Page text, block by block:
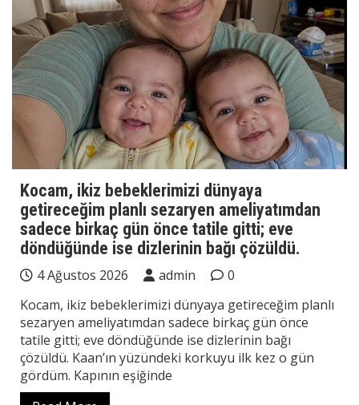
Kocam, ikiz bebeklerimizi dünyaya
getireceğim planlı sezaryen ameliyatımdan
sadece birkaç gün önce tatile gitti; eve
döndüğünde ise dizlerinin bağı çözüldü.
4 Ağustos 2026 admin
0
Kocam, ikiz bebeklerimizi dünyaya getireceğim planlı
sezaryen ameliyatımdan sadece birkaç gün önce
tatile gitti; eve döndüğünde ise dizlerinin bağı
çözüldü. Kaan’ın yüzündeki korkuyu ilk kez o gün
gördüm. Kapının eşiğinde